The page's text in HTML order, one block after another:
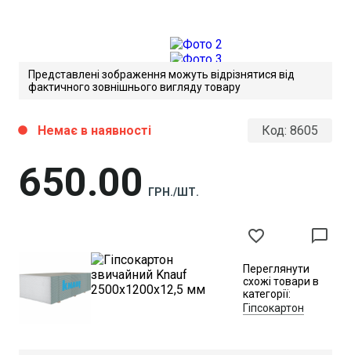
Представлені зображення можуть відрізнятися від
фактичного зовнішнього вигляду товару
Код: 8605
650 00 ГРН./ШТ.
circle Немає в наявності
favorite_border chat_bubble_outline
Переглянути
схожі товари в
категорії:
Гіпсокартон